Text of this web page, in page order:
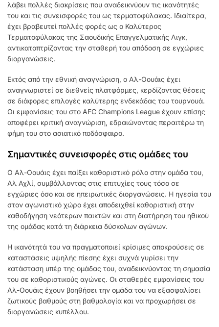
λάβει πολλές διακρίσεις που αναδεικνύουν τις ικανότητές
του και τις συνεισφορές του ως τερματοφύλακας. Ιδιαίτερα,
έχει βραβευτεί πολλές φορές ως ο Καλύτερος
Τερματοφύλακας της Σαουδικής Επαγγελματικής Λιγκ,
αντικατοπτρίζοντας την σταθερή του απόδοση σε εγχώριες
διοργανώσεις.
Εκτός από την εθνική αναγνώριση, ο Αλ-Οουάις έχει
αναγνωριστεί σε διεθνείς πλατφόρμες, κερδίζοντας θέσεις
σε διάφορες επιλογές καλύτερης ενδεκάδας του τουρνουά.
Οι εμφανίσεις του στο AFC Champions League έχουν επίσης
αποφέρει κριτική αναγνώριση, εδραιώνοντας περαιτέρω τη
φήμη του στο ασιατικό ποδόσφαιρο.
Σημαντικές συνεισφορές στις ομάδες του
Ο Αλ-Οουάις έχει παίξει καθοριστικό ρόλο στην ομάδα του,
Αλ Αχλί, συμβάλλοντας στις επιτυχίες τους τόσο σε
εγχώριες όσο και σε ηπειρωτικές διοργανώσεις. Η ηγεσία του
στον αγωνιστικό χώρο έχει αποδειχθεί καθοριστική στην
καθοδήγηση νεότερων παικτών και στη διατήρηση του ηθικού
της ομάδας κατά τη διάρκεια δύσκολων αγώνων.
Η ικανότητά του να πραγματοποιεί κρίσιμες αποκρούσεις σε
καταστάσεις υψηλής πίεσης έχει συχνά γυρίσει την
κατάσταση υπέρ της ομάδας του, αναδεικνύοντας τη σημασία
του σε καθοριστικούς αγώνες. Οι σταθερές εμφανίσεις του
Αλ-Οουάις έχουν βοηθήσει την ομάδα του να εξασφαλίσει
ζωτικούς βαθμούς στη βαθμολογία και να προχωρήσει σε
διοργανώσεις κυπέλλου.